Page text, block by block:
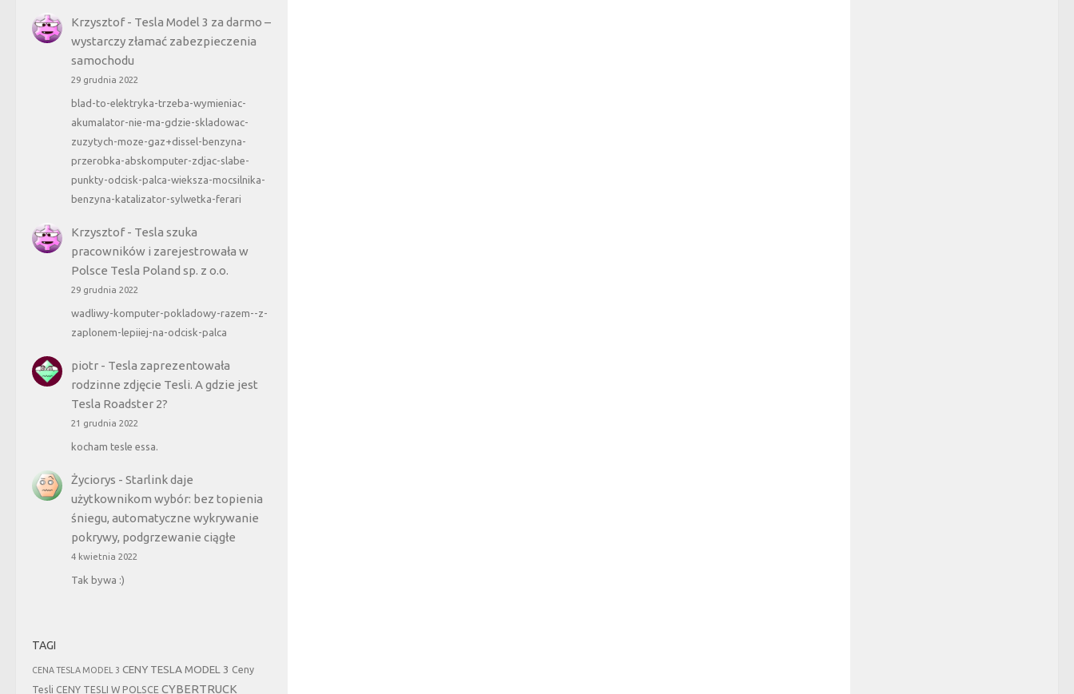
Krzysztof- Tesla Model 3 za darmo –
wystarczy złamać zabezpieczenia
samochodu
29 grudnia 2022
blad-to-elektryka-trzeba-wymieniac-
akumalator-nie-ma-gdzie-skladowac-
zuzytych-moze-gaz+dissel-benzyna-
przerobka-abskomputer-zdjac-slabe-
punkty-odcisk-palca-wieksza-mocsilnika-
benzyna-katalizator-sylwetka-ferari
Krzysztof- Tesla szuka
pracowników i zarejestrowała w
Polsce Tesla Poland sp. z o.o.
29 grudnia 2022
wadliwy-komputer-pokladowy-razem--z-
zaplonem-lepiiej-na-odcisk-palca
piotr- Tesla zaprezentowała
rodzinne zdjęcie Tesli. A gdzie jest
Tesla Roadster 2?
21 grudnia 2022
kocham tesle essa.
Życiorys - Starlink daje
użytkownikom wybór: bez topienia
śniegu, automatyczne wykrywanie
pokrywy, podgrzewanie ciągłe
4 kwietnia 2022
Tak bywa :)
TAGI
CENA TESLA MODEL 3 CENY TESLA MODEL 3 Ceny
Tesli CENY TESLI W POLSCE CYBERTRUCK